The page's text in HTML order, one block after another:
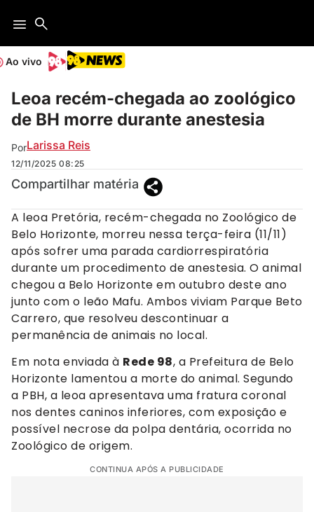
Ao vivo
Leoa recém-chegada ao zoológico
de BH morre durante anestesia
PorLarissa Reis
12/11/2025 08:25
Compartilhar matéria
A leoa Pretória, recém-chegada no Zoológico de
Belo Horizonte, morreu nessa terça-feira (11/11)
após sofrer uma parada cardiorrespiratória
durante um procedimento de anestesia. O animal
chegou a Belo Horizonte em outubro deste ano
junto com o leão Mafu. Ambos viviam Parque Beto
Carrero, que resolveu descontinuar a
permanência de animais no local.
Em nota enviada à Rede 98, a Prefeitura de Belo
Horizonte lamentou a morte do animal. Segundo
a PBH, a leoa apresentava uma fratura coronal
nos dentes caninos inferiores, com exposição e
possível necrose da polpa dentária, ocorrida no
Zoológico de origem.
CONTINUA APÓS A PUBLICIDADE